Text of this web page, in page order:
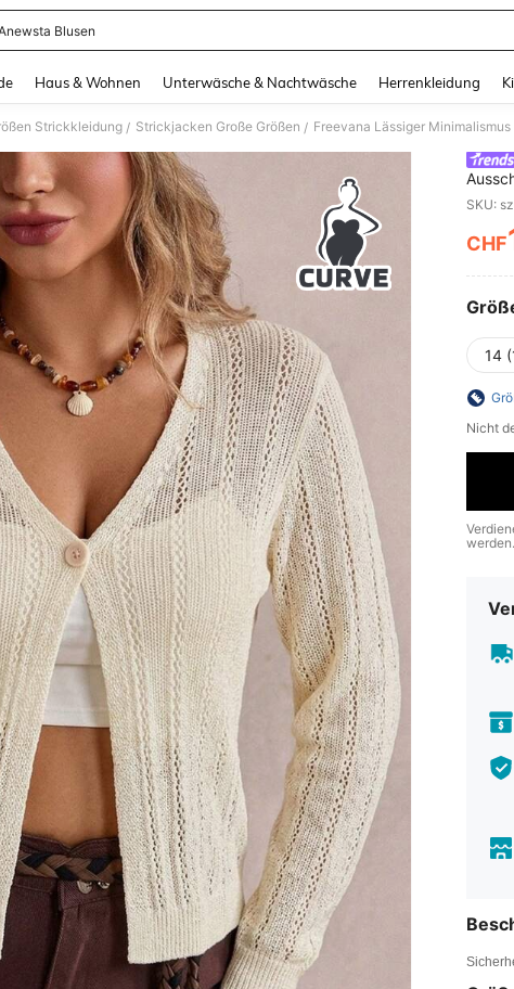
Blusen
Haus & Wohnen Unterwäsche & Nachtwäsche Herrenkleidung
Strickkleidung / Strickjacken Große Größen /
SKU:
CHF
14
Nicht
werden.